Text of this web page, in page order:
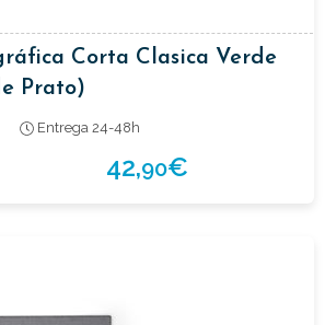
Corta Clasica Verde
Prato)
Entrega 24-48h
42,90€